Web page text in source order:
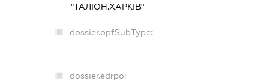
"ТАЛІОН.ХАРКІВ"
dossier.opfSubType:
-
dossier.edrpo: